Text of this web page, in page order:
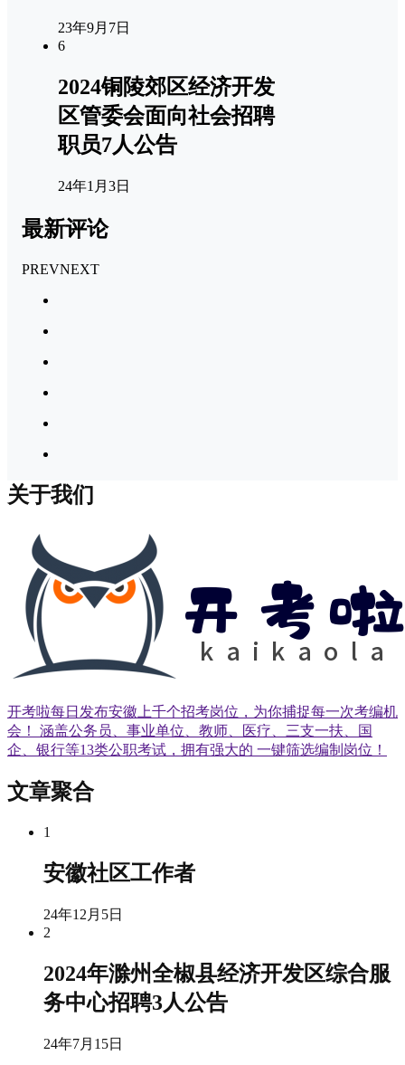
23年9月7日
6
2024铜陵郊区经济开发
区管委会面向社会招聘
职员7人公告
24年1月3日
最新评论
PREVNEXT
关于我们
开考啦每日发布安徽上千个招考岗位，为你捕捉每一次考编机
会！ 涵盖公务员、事业单位、教师、医疗、三支一扶、国
企、银行等13类公职考试，拥有强大的 一键筛选编制岗位！
文章聚合
1
安徽社区工作者
24年12月5日
2
2024年滁州全椒县经济开发区综合服
务中心招聘3人公告
24年7月15日